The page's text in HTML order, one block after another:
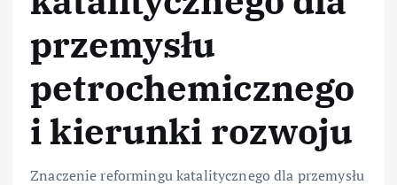
przemysłu
petrochemicznego
i kierunki rozwoju
Znaczenie reformingu katalitycznego dla przemysłu